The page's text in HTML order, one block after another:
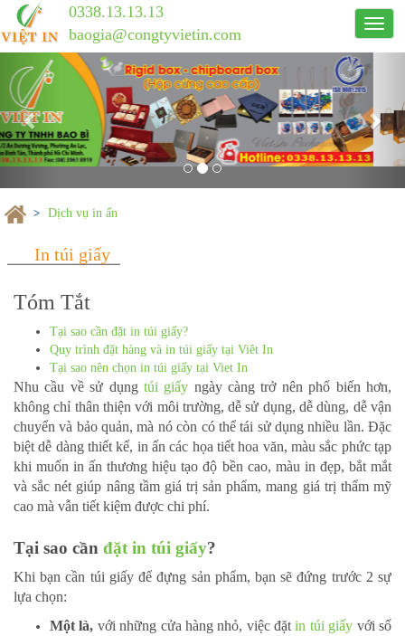
Công
ty
In
0338.13.13.13
baogia@congtyvietin.com
Previous
In túi giấy
Tóm Tắt
Tại sao cần đặt in túi giấy?
Quy trình đặt hàng và in túi giấy tại Viêt In
Tại sao nên chọn in túi giấy tại Viet In
Nhu cầu về sử dụng túi giấy ngày càng trở nên phổ biến hơn,
không chỉ thân thiện với môi trường, dễ sử dụng, dễ dùng, dễ vận
chuyển và bảo quản, mà nó còn có thể tái sử dụng nhiều lần. Đặc
biệt dễ dàng thiết kế, in ấn các họa tiết hoa văn, màu sắc phức tạp
khi muốn in ấn thương hiệu tạo độ bền cao, màu in đẹp, bắt mắt
và sắc nét giúp nâng tầm giá trị sản phẩm, mang giá trị thẩm mỹ
cao mà vẫn tiết kiệm được chi phí.
Tại sao cần đặt in túi giấy?
Khi bạn cần túi giấyđể đựng sản phẩm, bạn sẽ đứng trước 2 sự
lựa chọn:
Một là, với những cửa hàng nhỏ, việc đặtin túi giấy với số